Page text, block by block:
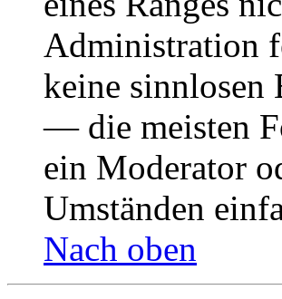
Administration
keine sinnlosen
— die meisten
ein Moderator
Umständen
Nach oben